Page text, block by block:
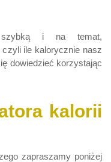
i na temat,
czyli ile kalorycznie nasz
dowiedzieć korzystając
kalorii
zapraszamy poniżej